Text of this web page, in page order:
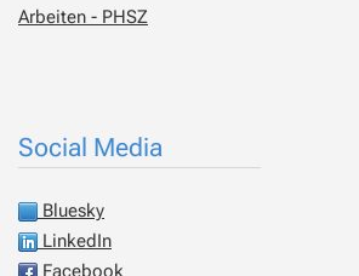
Arbeiten - PHSZ
Social Media
Bluesky
LinkedIn
Facebook